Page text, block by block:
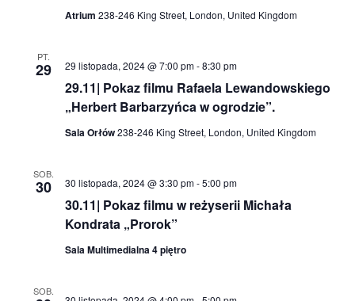
Atrium 238-246 King Street, London, United Kingdom
PT.
29
29.11| Pokaz filmu Rafaela Lewandowskiego
„Herbert Barbarzyńca w ogrodzie”.
29 listopada, 2024 @ 7:00 pm-8:30 pm
Sala Orłów238-246 King Street, London, United Kingdom
SOB.
30
30.11| Pokaz filmu w reżyserii Michała
Kondrata „Prorok”
30 listopada, 2024 @ 3:30 pm-5:00 pm
Sala Multimedialna 4 piętro
SOB.